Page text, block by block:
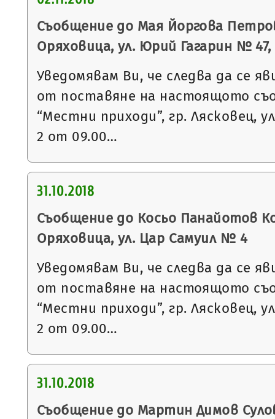
Съобщение до Мая Йоргова
Оряховица, ул. Юрий Гагарин № 47,
Уведомявам Ви, че следва да се
от поставяне на настоящото
“Местни приходи”, гр. Лясковец,
2 от 09.00…
31.10.2018
Съобщение до Косьо Панайотов
Оряховица, ул. Цар Самуил № 4
Уведомявам Ви, че следва да се
от поставяне на настоящото
“Местни приходи”, гр. Лясковец,
2 от 09.00…
31.10.2018
Съобщение до Мартин Димов